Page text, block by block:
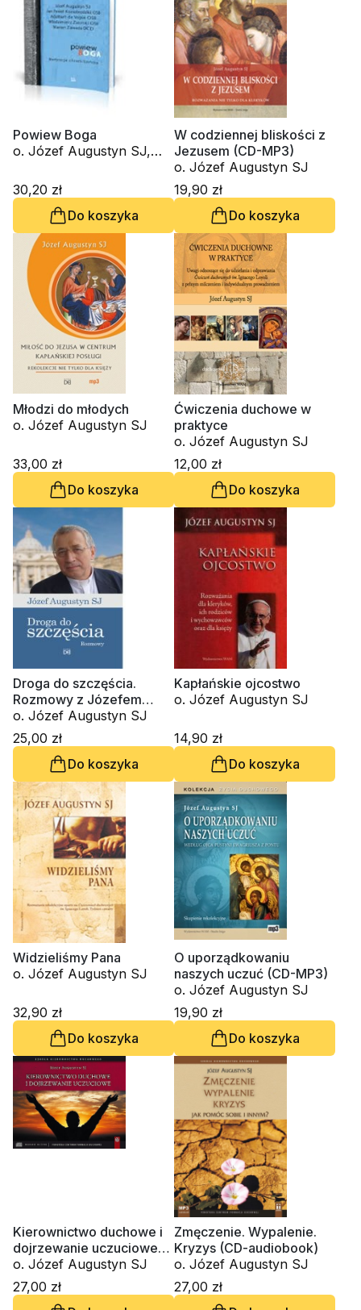
Powiew Boga
o. Józef Augustyn SJ,
o. Włodzimierz Zatorski
OSB, Marian Zawada
30,20 zł
Do koszyka
W codziennej bliskości z
Jezusem (CD-MP3)
o. Józef Augustyn SJ
19,90 zł
Do koszyka
Młodzi do młodych
o. Józef Augustyn SJ
33,00 zł
Do koszyka
Ćwiczenia duchowe w
praktyce
o. Józef Augustyn SJ
12,00 zł
Do koszyka
Droga do szczęścia.
Rozmowy z Józefem
Augustynem SJ
o. Józef Augustyn SJ
25,00 zł
Do koszyka
Kapłańskie ojcostwo
o. Józef Augustyn SJ
14,90 zł
Do koszyka
Widzieliśmy Pana
o. Józef Augustyn SJ
32,90 zł
Do koszyka
O uporządkowaniu
naszych uczuć (CD-MP3)
o. Józef Augustyn SJ
19,90 zł
Do koszyka
Kierownictwo duchowe i
dojrzewanie uczuciowe
(CD-audiobook)
o. Józef Augustyn SJ
27,00 zł
Zmęczenie. Wypalenie.
Kryzys (CD-audiobook)
o. Józef Augustyn SJ
27,00 zł